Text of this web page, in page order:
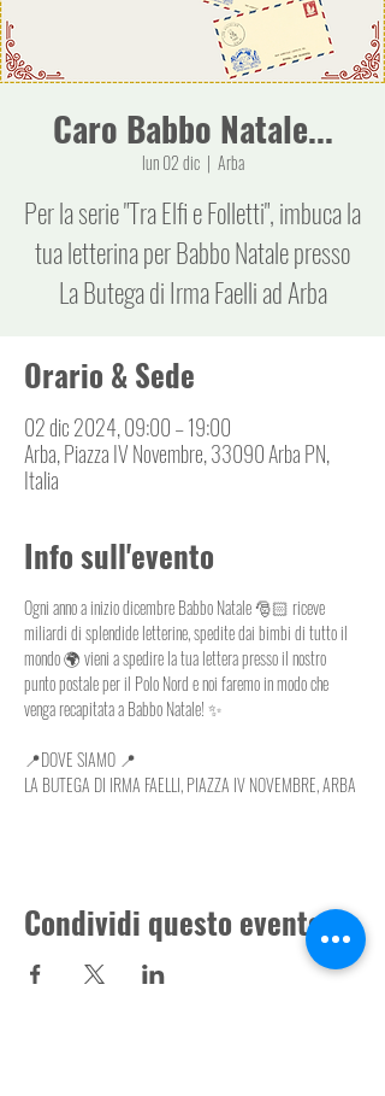
Caro Babbo Natale...
lun 02 dic
  |
Arba
Per la serie "Tra Elfi e Folletti", imbuca la
tua letterina per Babbo Natale presso
La Butega di Irma Faelli ad Arba
Orario & Sede
02 dic 2024, 09:00 – 19:00
Arba, Piazza IV Novembre, 33090 Arba PN,
Italia
Info sull'evento
Ogni anno a inizio dicembre Babbo Natale 🎅🏻 riceve
miliardi di splendide letterine, spedite dai bimbi di tutto il
mondo 🌍 vieni a spedire la tua lettera presso il nostro
punto postale per il Polo Nord e noi faremo in modo che
venga recapitata a Babbo Natale! ✨
📍DOVE SIAMO 📍
LA BUTEGA DI IRMA FAELLI, PIAZZA IV NOVEMBRE, ARBA
Condividi questo evento